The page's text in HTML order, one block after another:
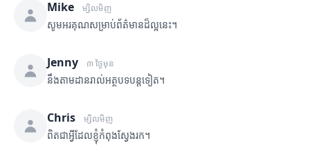
Mike ម្សិលមិញ
សូមអរគុណសម្រាប់ព័ត៌មានដ៏ល្អនេះ។
Jenny ៣ ថ្ងៃមុន
នឹងតាមដានរាល់អត្ថបទបន្តទៀត។
Chris ម្សិលមិញ
ពិតជាអ្វីដែលខ្ញុំកំពុងស្វែងរក។